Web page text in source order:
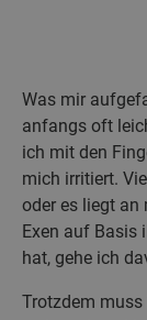
Was mir
anfangs oft
ich mit den
mich irritiert.
oder es liegt an
Exen auf Basis
hat, gehe ich
Trotzdem muss